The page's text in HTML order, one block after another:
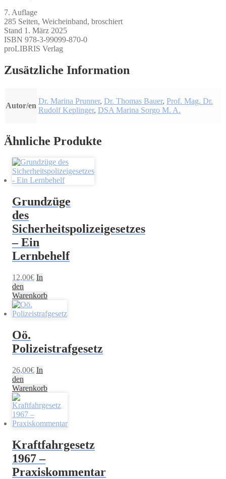
7. Auflage
285 Seiten, Weicheinband, broschiert
Stand 1. März 2025
ISBN 978-3-99099-870-0
proLIBRIS Verlag
Zusätzliche Information
Autor/en
Dr. Marina Prunner, Dr. Thomas Bauer, Prof. Mag. Dr.
Rudolf Keplinger, DSA Marina Sorgo M. A.
Ähnliche Produkte
Grundzüge
des
Sicherheitspolizeigesetzes
– Ein
Lernbehelf
12,00€ In
den
Warenkorb
Oö.
Polizeistrafgesetz
26,00€ In
den
Warenkorb
Kraftfahrgesetz
1967 –
Praxiskommentar